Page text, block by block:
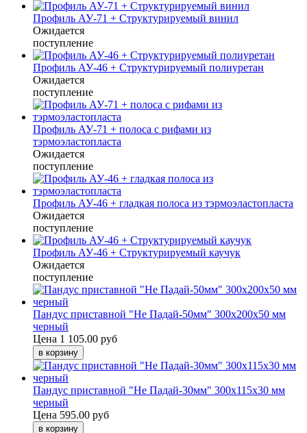
Профиль АУ-71 + Структурируемый винил
Ожидается
поступление
Профиль АУ-46 + Структурируемый полиуретан
Ожидается
поступление
Профиль АУ-71 + полоса с рифами из
тэрмоэластопласта
Ожидается
поступление
Профиль АУ-46 + гладкая полоса из тэрмоэластопласта
Ожидается
поступление
Профиль АУ-46 + Структурируемый каучук
Ожидается
поступление
Пандус приставной "Не Падай-50мм" 300х200х50 мм
черный
Цена 1 105.00 руб
Пандус приставной "Не Падай-30мм" 300х115х30 мм
черный
Цена 595.00 руб